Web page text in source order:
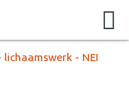
- NEI